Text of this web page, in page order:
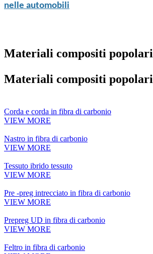
nelle automobili
Materiali compositi popolari
Materiali compositi popolari
Corda e corda in fibra di carbonio
VIEW MORE
Nastro in fibra di carbonio
VIEW MORE
Tessuto ibrido tessuto
VIEW MORE
Pre -preg intrecciato in fibra di carbonio
VIEW MORE
Prepreg UD in fibra di carbonio
VIEW MORE
Feltro in fibra di carbonio